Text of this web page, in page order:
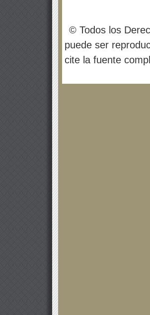
© Todos los
puede ser
cite la fuente